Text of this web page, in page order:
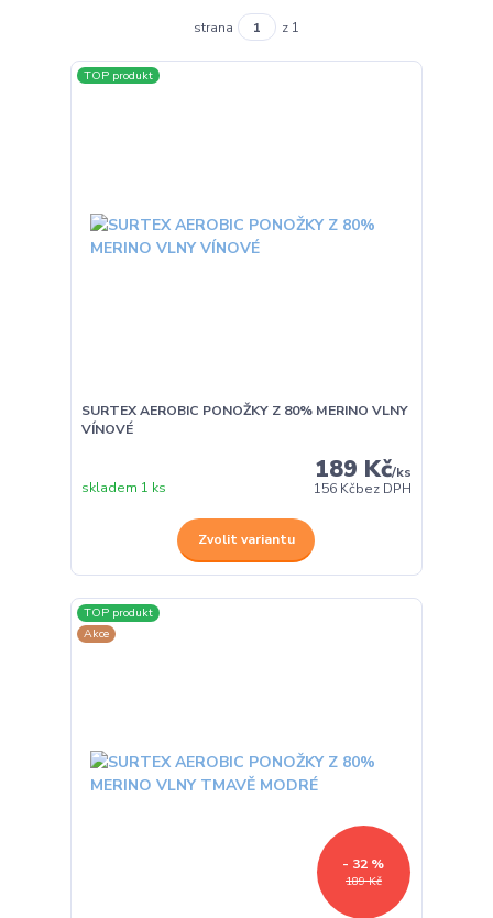
strana z 1
TOP produkt
SURTEX AEROBIC PONOŽKY Z 80% MERINO VLNY
VÍNOVÉ
189 Kč/ks
156 Kčbez DPH
skladem 1 ks
Zvolit variantu
TOP produkt
Akce
189 Kč
- 32 %